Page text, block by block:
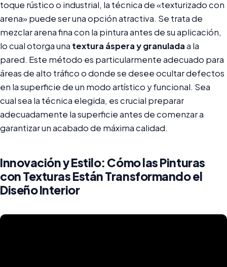
toque rústico o industrial, la técnica de «texturizado con
arena» puede ser una opción atractiva. Se trata de
mezclar arena fina con la pintura antes de su aplicación,
lo cual otorga una textura áspera y granuladaa la
pared. Este método es particularmente adecuado para
áreas de alto tráfico o donde se desee ocultar defectos
en la superficie de un modo artístico y funcional. Sea
cual sea la técnica elegida, es crucial preparar
adecuadamente la superficie antes de comenzar a
garantizar un acabado de máxima calidad.
Innovación y Estilo: Cómo las Pinturas
con Texturas Están Transformando el
Diseño Interior